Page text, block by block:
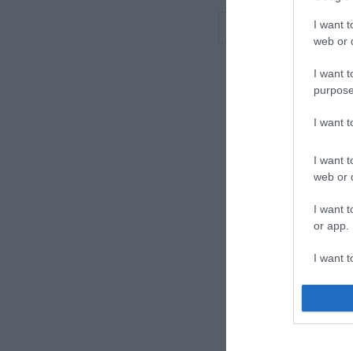
I want
web or
I want
I want
I want
web or
I want
or app.
I want
I want